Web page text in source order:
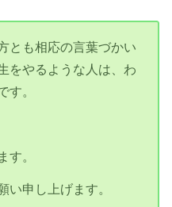
とも相応の言葉づかい
をやるような人は、わ
す。
す。
申し上げます。